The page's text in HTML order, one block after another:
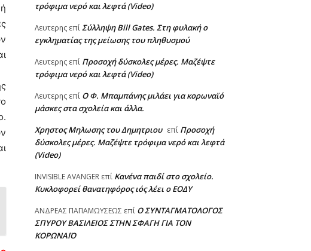
τρόφιμα νερό και λεφτά (Video)
Λευτερης επίΣύλληψη Bill Gates. Στη φυλακή ο
εγκληματίας της μείωσης του πληθυσμού
Λευτερης επί Προσοχή δύσκολες μέρες. Μαζέψτε
τρόφιμα νερό και λεφτά (Video)
Λευτερης επί Ο Φ. Μπαμπάνης μιλάει για κορωναϊό
μάσκες στα σχολεία και άλλα.
Χρηστος Μηλωσης του Δημητριου επί Προσοχή
δύσκολες μέρες. Μαζέψτε τρόφιμα νερό και λεφτά
(Video)
INVISIBLE AVANGER επί Κανένα παιδί στο σχολείο.
Κυκλοφορεί θανατηφόρος ιός λέει ο ΕΟΔΥ
ΑΝΔΡΕΑΣ ΠΑΠΑΜΩΥΣΕΩΣ επί Ο ΣΥΝΤΑΓΜΑΤΟΛΟΓΟΣ
ΣΠΥΡΟΥ ΒΑΣΙΛΕΙΟΣ ΣΤΗΝ ΣΦΑΓΗ ΓΙΑ ΤΟΝ
ΚΟΡΩΝΑΪΟ